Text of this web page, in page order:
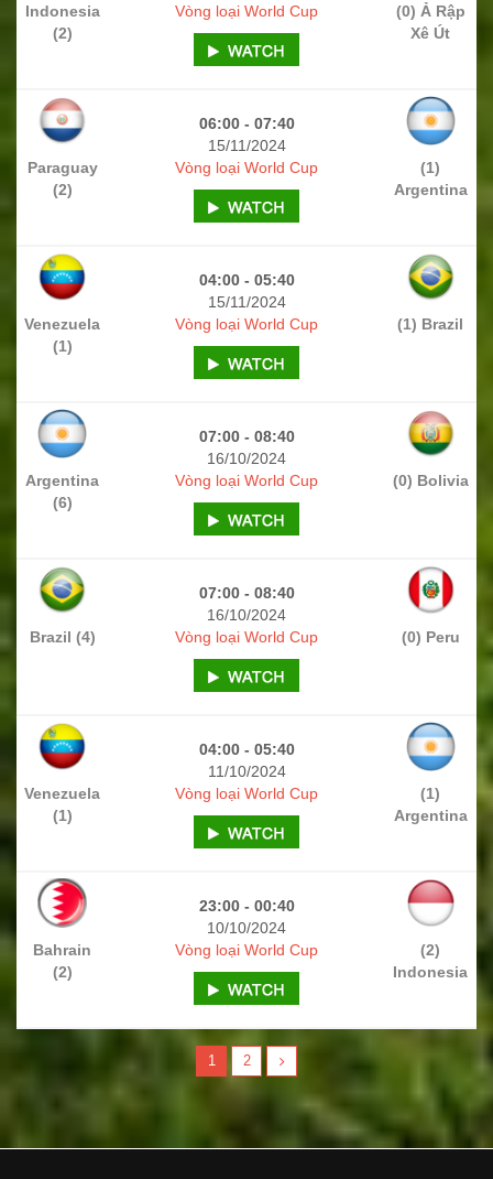
Indonesia
(2)
(0) Ả Rập
Xê Út
Vòng loại World Cup
06:00 - 07:40
15/11/2024
Paraguay
(2)
(1)
Argentina
Vòng loại World Cup
04:00 - 05:40
15/11/2024
Venezuela
(1)
(1) Brazil
Vòng loại World Cup
07:00 - 08:40
16/10/2024
Argentina
(6)
(0) Bolivia
Vòng loại World Cup
07:00 - 08:40
16/10/2024
Brazil (4)
(0) Peru
Vòng loại World Cup
04:00 - 05:40
11/10/2024
Venezuela
(1)
(1)
Argentina
Vòng loại World Cup
23:00 - 00:40
10/10/2024
Bahrain
(2)
(2)
Indonesia
Vòng loại World Cup
1 2